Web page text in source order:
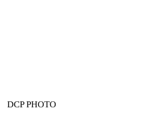
DCP PHOTO